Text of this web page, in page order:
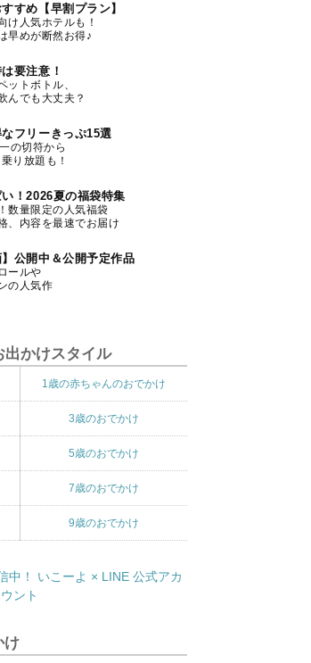
すめ【早割プラン】
け人気ホテルも！
早めが断然お得♪
要注意！
ットボトル、
んでも大丈夫？
フリーきっぷ15選
の切符から
り放題も！
！2026夏の福袋特集
数量限定の人気福袋
、内容を最速でお届け
】公開中＆公開予定作品
ールや
の人気作
出かけスタイル
1歳の赤ちゃんのおでかけ
3歳のおでかけ
5歳のおでかけ
7歳のおでかけ
9歳のおでかけ
け